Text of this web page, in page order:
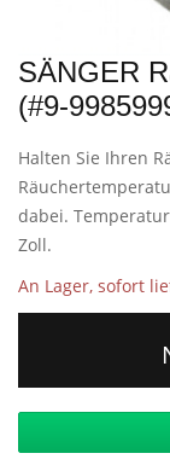
SÄNGER
(#9-
Halten Sie Ihren
dabei.
Zoll.
An Lager, sofort